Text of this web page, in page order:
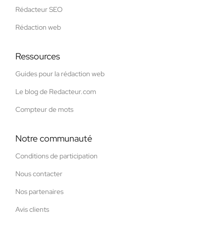
Rédacteur SEO
Rédaction web
Ressources
Guides pour la rédaction web
Le blog de Redacteur.com
Compteur de mots
Notre communauté
Conditions de participation
Nous contacter
Nos partenaires
Avis clients